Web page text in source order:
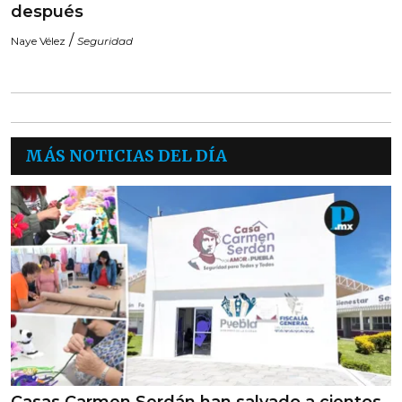
después
Naye Vélez / Seguridad
MÁS NOTICIAS DEL DÍA